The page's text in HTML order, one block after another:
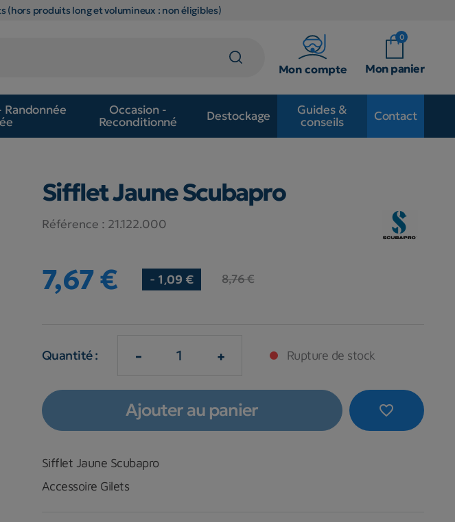
(hors produits long et volumineux : non éligibles)
Mon compte
0
Mon panier
Randonnée
Occasion -
Reconditionné
Destockage
Guides &
conseils
Contact
Sifflet Jaune Scubapro
Référence : 21.122.000
7,67 € - 1,09 € 8,76 €
Quantité : - + Rupture de stock
favorite_border
Ajouter au panier
Sifflet Jaune Scubapro
Accessoire Gilets